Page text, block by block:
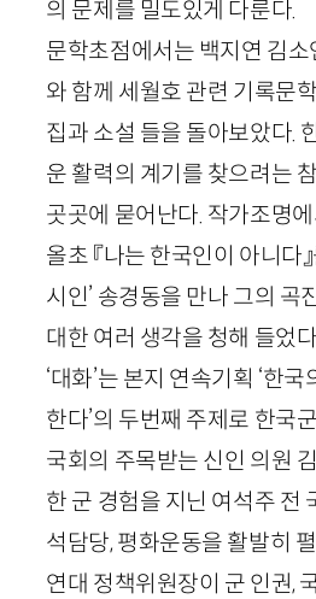
의 문제를 밀도있게 다룬다.
문학초점에서는 백지연 김
와 함께 세월호 관련 기록문
집과 소설 들을 돌아보았다.
운 활력의 계기를 찾으려는
곳곳에 묻어난다. 작가조명
올초 『나는 한국인이 아니다
시인’ 송경동을 만나 그의 곡
대한 여러 생각을 청해 들었
‘대화’는 본지 연속기획 ‘한국
한다’의 두번째 주제로 한국
국회의 주목받는 신인 의원
한 군 경험을 지닌 여석주 전
석담당, 평화운동을 활발히
연대 정책위원장이 군 인권,